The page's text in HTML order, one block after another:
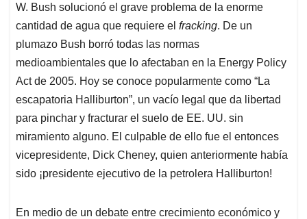
W. Bush solucionó el grave problema de la enorme
cantidad de agua que requiere el fracking. De un
plumazo Bush borró todas las normas
medioambientales que lo afectaban en la Energy Policy
Act de 2005. Hoy se conoce popularmente como “La
escapatoria Halliburton”, un vacío legal que da libertad
para pinchar y fracturar el suelo de EE. UU. sin
miramiento alguno. El culpable de ello fue el entonces
vicepresidente, Dick Cheney, quien anteriormente había
sido ¡presidente ejecutivo de la petrolera Halliburton!
En medio de un debate entre crecimiento económico y